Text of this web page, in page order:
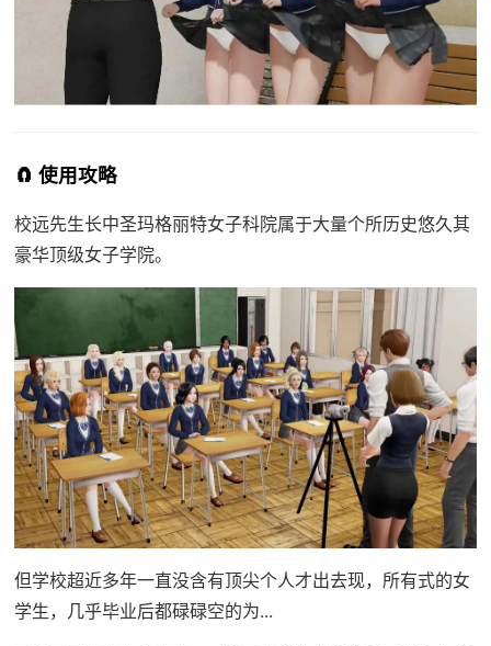
🧲 使用攻略
校远先生长中圣玛格丽特女子科院属于大量个所历史悠久其
豪华顶级女子学院。
但学校超近多年一直没含有顶尖个人才出去现，所有式的女
学生，几乎毕业后都碌碌空的为...